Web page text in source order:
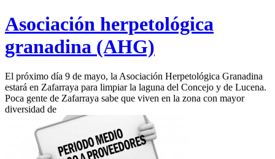
Asociación herpetológica
granadina (AHG)
El próximo día 9 de mayo, la Asociación Herpetológica Granadina
estará en Zafarraya para limpiar la laguna del Concejo y de Lucena.
Poca gente de Zafarraya sabe que viven en la zona con mayor
diversidad de